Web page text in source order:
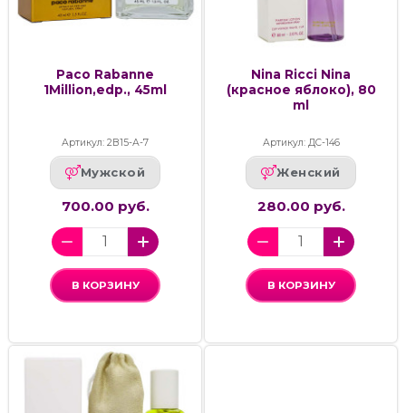
Paco Rabanne
1Million,edp., 45ml
Артикул: 2В15-А-7
Мужской
700.00 руб.
В КОРЗИНУ
Nina Ricci Nina
(красное яблоко), 80
ml
Артикул: ДС-146
Женский
280.00 руб.
В КОРЗИНУ